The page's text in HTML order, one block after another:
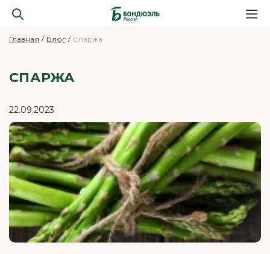
Главная Блог Спаржа
СПАРЖА
22.09.2023